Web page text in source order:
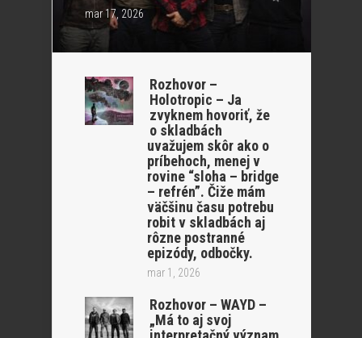
mar 17, 2026
Rozhovor –
Holotropic – Ja
zvyknem hovoriť, že
o skladbách
uvažujem skôr ako o
príbehoch, menej v
rovine “sloha – bridge
– refrén”. Čiže mám
väčšinu času potrebu
robit v skladbách aj
rôzne postranné
epizódy, odbočky.
mar 1, 2026
Rozhovor – WAYD –
„Má to aj svoj